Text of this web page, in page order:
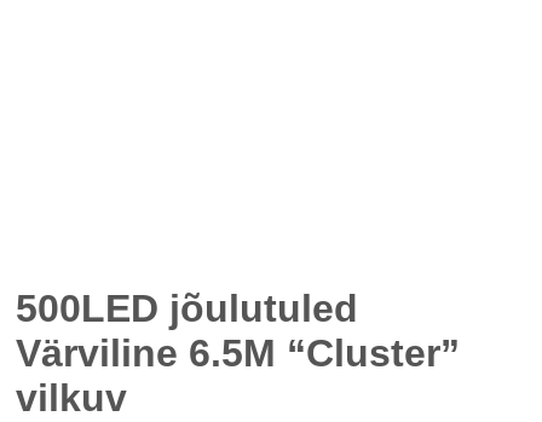
500LED jõulutuled
Värviline 6.5M “Cluster”
vilkuv